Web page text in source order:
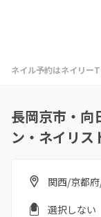
ネイル予約はネイリー
長岡京市・向
ン・ネイリス
関西/京都
選択しない